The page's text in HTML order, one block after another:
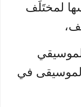
لمختَلَف
في